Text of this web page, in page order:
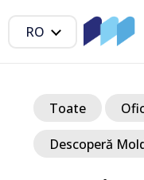
RO
Toate
Descoperă